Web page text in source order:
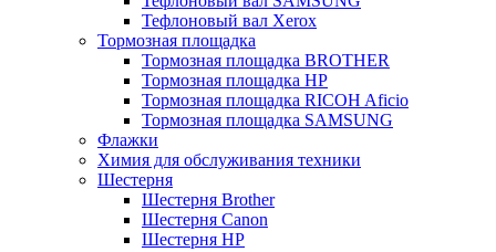
Тефлоновый вал Xerox
Тормозная площадка
Тормозная площадка BROTHER
Тормозная площадка HP
Тормозная площадка RICOH Aficio
Тормозная площадка SAMSUNG
Флажки
Химия для обслуживания техники
Шестерня
Шестерня Brother
Шестерня Canon
Шестерня HP